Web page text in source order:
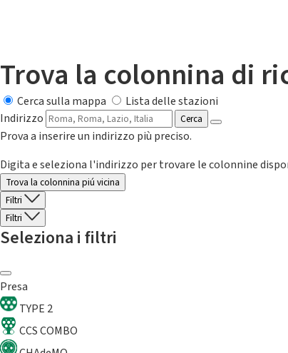
Trova la colonnina di
Cerca sulla mappa
Lista delle stazioni
Indirizzo
Cerca
Prova a inserire un indirizzo più preciso.
Digita e seleziona l'indirizzo per trovare le colonnine
Trova la colonnina piú vicina
Filtri
Filtri
Seleziona i filtri
Presa
TYPE 2
CCS COMBO